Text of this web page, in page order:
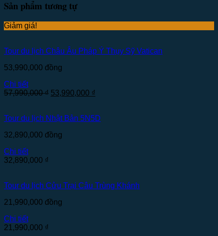
Sản phẩm tương tự
Giảm giá!
Tour du lịch Châu Âu Pháp Ý Thụy Sỹ Vatican
53,990,000 đồng
Chi tiết
57,990,000₫ 53,990,000 ₫
Tour du lịch Nhật Bản 5N5D
32,890,000 đồng
Chi tiết
32,890,000 ₫
Tour du lịch Cửu Trại Câu Trùng Khánh
21,990,000 đồng
Chi tiết
21,990,000 ₫